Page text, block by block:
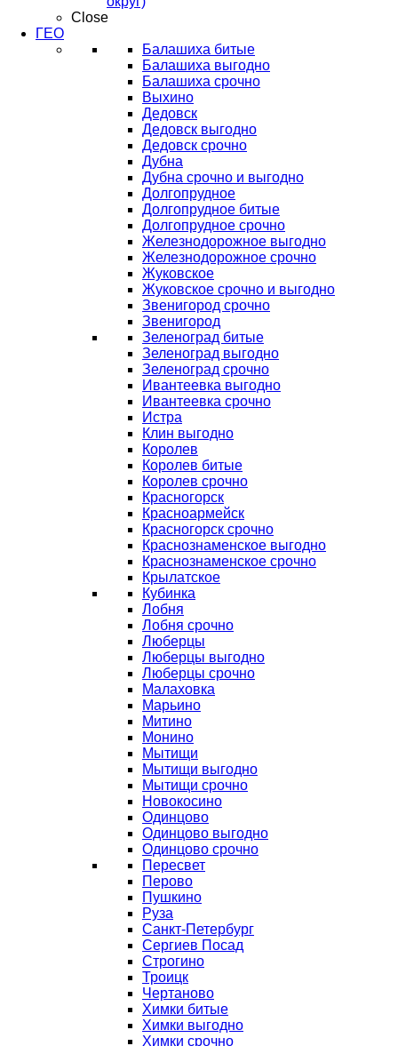
Close
ГЕО
Балашиха битые
Балашиха выгодно
Балашиха срочно
Выхино
Дедовск
Дедовск выгодно
Дедовск срочно
Дубна
Дубна срочно и выгодно
Долгопрудное
Долгопрудное битые
Долгопрудное срочно
Железнодорожное выгодно
Железнодорожное срочно
Жуковское
Жуковское срочно и выгодно
Звенигород срочно
Звенигород
Зеленоград битые
Зеленоград выгодно
Зеленоград срочно
Ивантеевка выгодно
Ивантеевка срочно
Истра
Клин выгодно
Королев
Королев битые
Королев срочно
Красногорск
Красноармейск
Красногорск срочно
Краснознаменское выгодно
Краснознаменское срочно
Крылатское
Кубинка
Лобня
Лобня срочно
Люберцы
Люберцы выгодно
Люберцы срочно
Малаховка
Марьино
Митино
Монино
Мытищи
Мытищи выгодно
Мытищи срочно
Новокосино
Одинцово
Одинцово выгодно
Одинцово срочно
Пересвет
Перово
Пушкино
Руза
Санкт-Петербург
Сергиев Посад
Строгино
Троицк
Чертаново
Химки битые
Химки выгодно
Химки срочно